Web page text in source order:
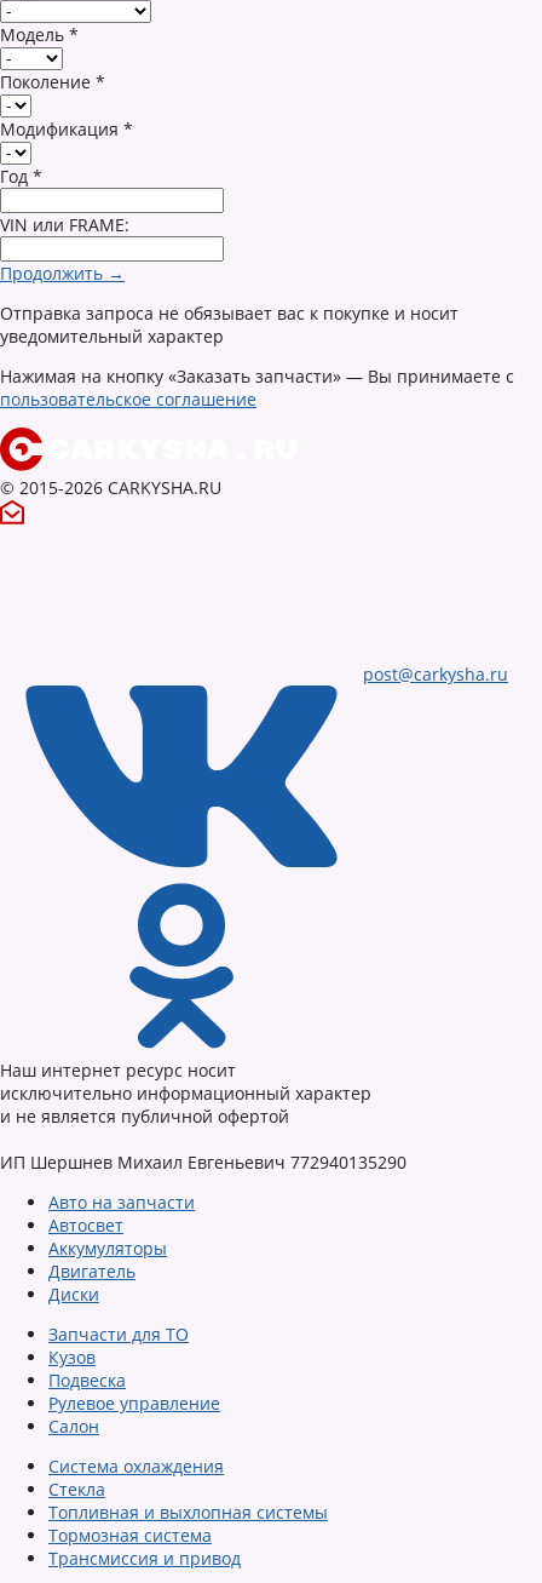
Модель *
Поколение *
Модификация *
Год *
VIN или FRAME:
Продолжить →
Отправка запроса не обязывает вас к покупке и носит
уведомительный характер
Нажимая на кнопку «Заказать запчасти» — Вы принимаете с
пользовательское соглашение
© 2015-2026 CARKYSHA.RU
post@carkysha.ru
Наш интернет ресурс носит
исключительно информационный характер
и не является публичной офертой
ИП Шершнев Михаил Евгеньевич 772940135290
Авто на запчасти
Автосвет
Аккумуляторы
Двигатель
Диски
Запчасти для ТО
Кузов
Подвеска
Рулевое управление
Салон
Система охлаждения
Стекла
Топливная и выхлопная системы
Тормозная система
Трансмиссия и привод